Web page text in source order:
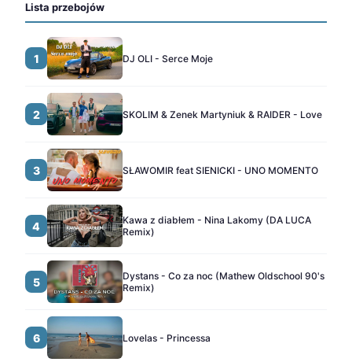
Lista przebojów
1 DJ OLI - Serce Moje
2 SKOLIM & Zenek Martyniuk & RAIDER - Love
3 SŁAWOMIR feat SIENICKI - UNO MOMENTO
4
Kawa z diabłem - Nina Lakomy (DA LUCA
Remix)
5
Dystans - Co za noc (Mathew Oldschool 90's
Remix)
6 Lovelas - Princessa